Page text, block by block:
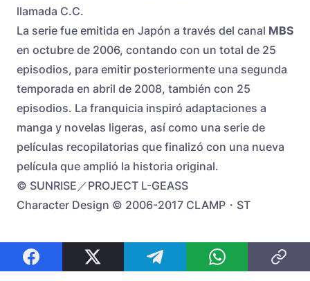
llamada C.C.
La serie fue emitida en Japón a través del canal MBS
en octubre de 2006, contando con un total de 25
episodios, para emitir posteriormente una segunda
temporada en abril de 2008, también con 25
episodios. La franquicia inspiró adaptaciones a
manga y novelas ligeras, así como una serie de
películas recopilatorias que finalizó con una nueva
película que amplió la historia original.
© SUNRISE／PROJECT L-GEASS
Character Design © 2006-2017 CLAMP・ST